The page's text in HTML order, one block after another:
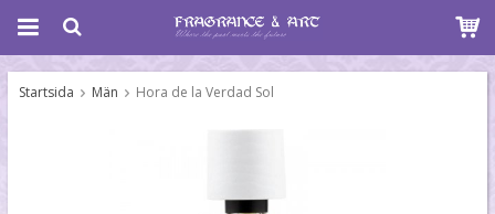
Startsida Män Hora de la Verdad Sol